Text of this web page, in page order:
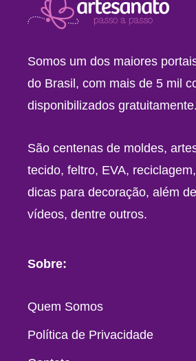
Somos um dos maiores
do Brasil, com mais de 5 mil
disponibilizados gratuitamente.
São centenas de moldes,
tecido, feltro, EVA,
dicas para decoração, além
vídeos, dentre outros.
Sobre:
Quem Somos
Política de Privacidade